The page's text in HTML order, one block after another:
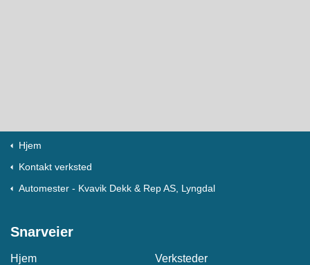
Hjem
Kontakt verksted
Automester - Kvavik Dekk & Rep AS, Lyngdal
Snarveier
Hjem
Verksteder